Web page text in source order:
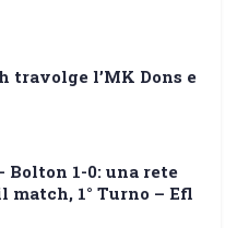
travolge l’MK Dons e
Bolton 1-0: una rete
match, 1° Turno – Efl